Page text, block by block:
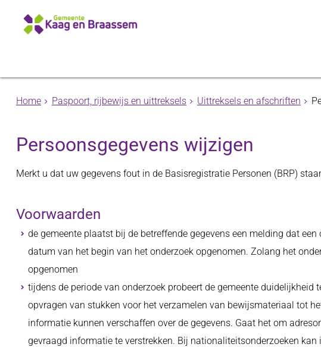
Home Paspoort, rijbewijs en uittreksels Uittreksels en afschriften
Persoonsgegevens wijzigen
Merkt u dat uw gegevens fout in de Basisregistratie Personen (BRP)
Voorwaarden
de gemeente plaatst bij de betreffende gegevens een melding dat
datum van het begin van het onderzoek opgenomen. Zolang het
opgenomen
tijdens de periode van onderzoek probeert de gemeente duidelijkheid
opvragen van stukken voor het verzamelen van bewijsmateriaal tot
informatie kunnen verschaffen over de gegevens. Gaat het om
gevraagd informatie te verstrekken. Bij nationaliteitsonderzoeken